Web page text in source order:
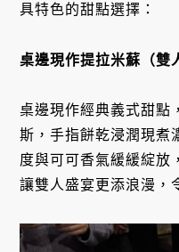
具特色的甜點選擇：
桌邊現作提拉米蘇（雙
桌邊現作經典義式甜點
斯，手指餅乾浸潤現煮
度與可可香氣緩緩綻放
讓雙人盛宴更添浪漫，